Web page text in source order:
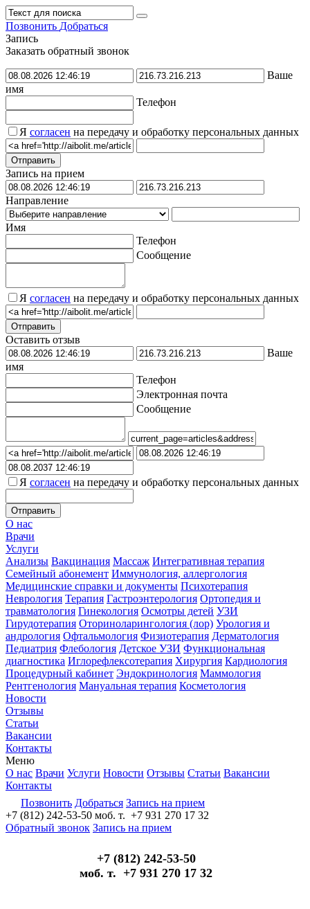
Позвонить Добраться
Запись
Заказать обратный звонок
Ваше
имя
Телефон
Я согласен на передачу и обработку персональных данных
Запись на прием
Направление
Имя
Телефон
Сообщение
Я согласен на передачу и обработку персональных данных
Оставить отзыв
Ваше
имя
Телефон
Электронная почта
Сообщение
Я согласен на передачу и обработку персональных данных
О нас
Врачи
Услуги
Анализы Вакцинация Массаж Интегративная терапия
Семейный абонемент Иммунология, аллергология
Медицинские справки и документы Психотерапия
Неврология Терапия Гастроэнтерология Ортопедия и
травматология Гинекология Осмотры детей УЗИ
Гирудотерапия Оториноларингология (лор) Урология и
андрология Офтальмология Физиотерапия Дерматология
Педиатрия Флебология Детское УЗИ Функциональная
диагностика Иглорефлексотерапия Хирургия Кардиология
Процедурный кабинет Эндокринология Маммология
Рентгенология Мануальная терапия Косметология
Новости
Отзывы
Статьи
Вакансии
Контакты
Меню
О нас Врачи Услуги Новости Отзывы Статьи Вакансии
Контакты
Позвонить Добраться Запись на прием
+7 (812) 242-53-50 моб. т. +7 931 270 17 32
Обратный звонок Запись на прием
+7 (812) 242-53-50
моб. т. +7 931 270 17 32